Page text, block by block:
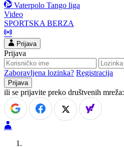
Vaterpolo Tango liga
Video
SPORTSKA BERZA
Prijava
Prijava
Zaboravljena lozinka? Registracija
ili se prijavite preko društvenih mreža: